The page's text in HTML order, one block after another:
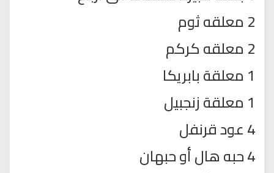
2 معلقه ثوم
2 معلقه كركم
1 معلقة بابريكا
1 معلقة زنجبيل
4 عود قرنفل
4 حبه هال أو حبهان